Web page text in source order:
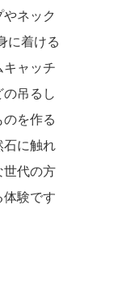
ネック
に着ける
キャッチ
吊るし
を作る
石に触れ
世代の方
体験です